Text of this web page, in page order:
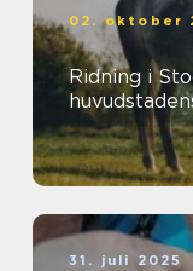
02. oktober
Ridning i
31. juli 2025